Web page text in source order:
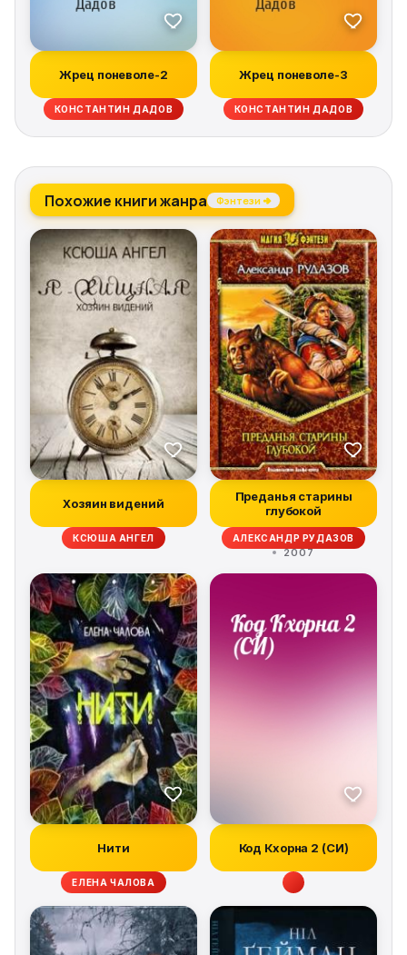
Жрец поневоле-2
КОНСТАНТИН ДАДОВ
Жрец поневоле-3
КОНСТАНТИН ДАДОВ
Похожие книги жанра Фэнтези →
Хозяин видений
КСЮША АНГЕЛ
Преданья старины
глубокой
АЛЕКСАНДР РУДАЗОВ
2007
Нити
ЕЛЕНА ЧАЛОВА
Код Кхорна 2 (СИ)